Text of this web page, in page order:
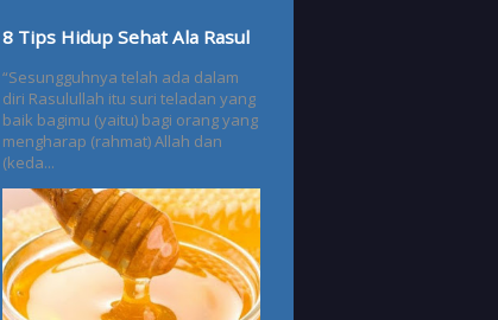
8 Tips Hidup Sehat Ala Rasul
“Sesungguhnya telah ada dalam
diri Rasulullah itu suri teladan yang
baik bagimu (yaitu) bagi orang yang
mengharap (rahmat) Allah dan
(keda...